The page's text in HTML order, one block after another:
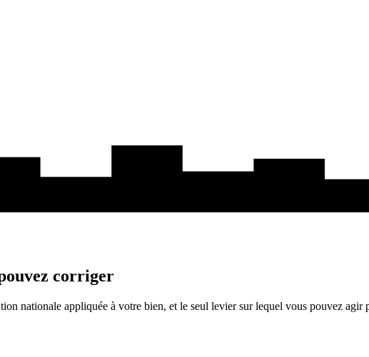
corriger
nationale appliquée à votre bien, et le seul levier sur lequel vous pouvez agir